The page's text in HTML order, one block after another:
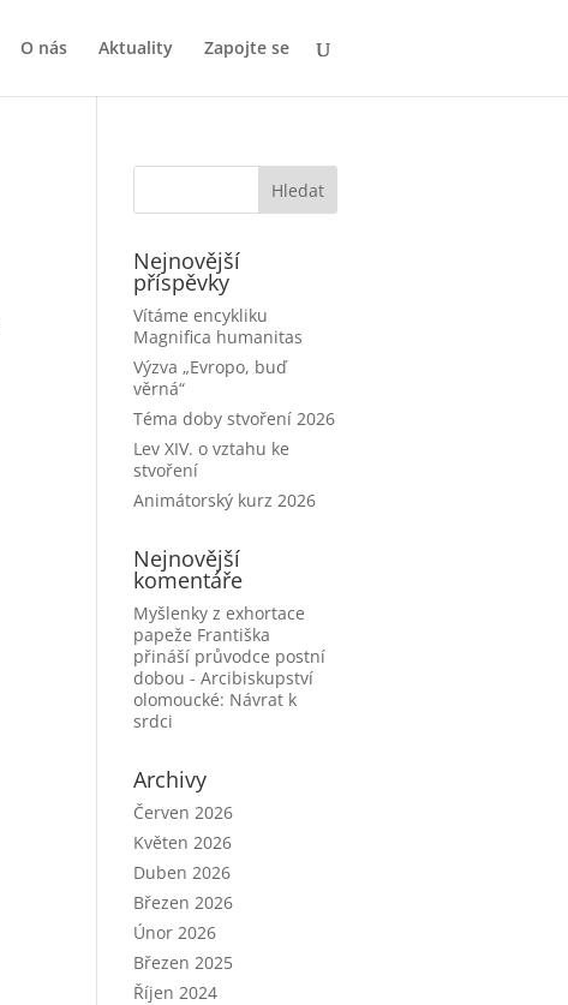
O nás Aktuality Zapojte se
Nejnovější
příspěvky
Vítáme encykliku
Magnifica humanitas
Výzva „Evropo, buď
věrná“
Téma doby stvoření 2026
Lev XIV. o vztahu ke
stvoření
Animátorský kurz 2026
Nejnovější
komentáře
Myšlenky z exhortace
papeže Františka
přináší průvodce postní
dobou - Arcibiskupství
olomoucké: Návrat k
srdci
Archivy
Červen 2026
Květen 2026
Duben 2026
Březen 2026
Únor 2026
Březen 2025
Říjen 2024